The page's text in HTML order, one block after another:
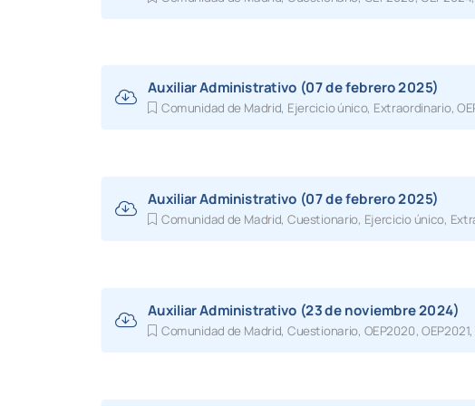
Auxiliar Administrativo (07 de febrero 2025)
Comunidad de Madrid, Ejercicio único, Extraordinario,
Auxiliar Administrativo (07 de febrero 2025)
Comunidad de Madrid,Cuestionario, Ejercicio único,
Auxiliar Administrativo (23 de noviembre 2024)
Comunidad de Madrid,Cuestionario, OEP2020,OEP2021,